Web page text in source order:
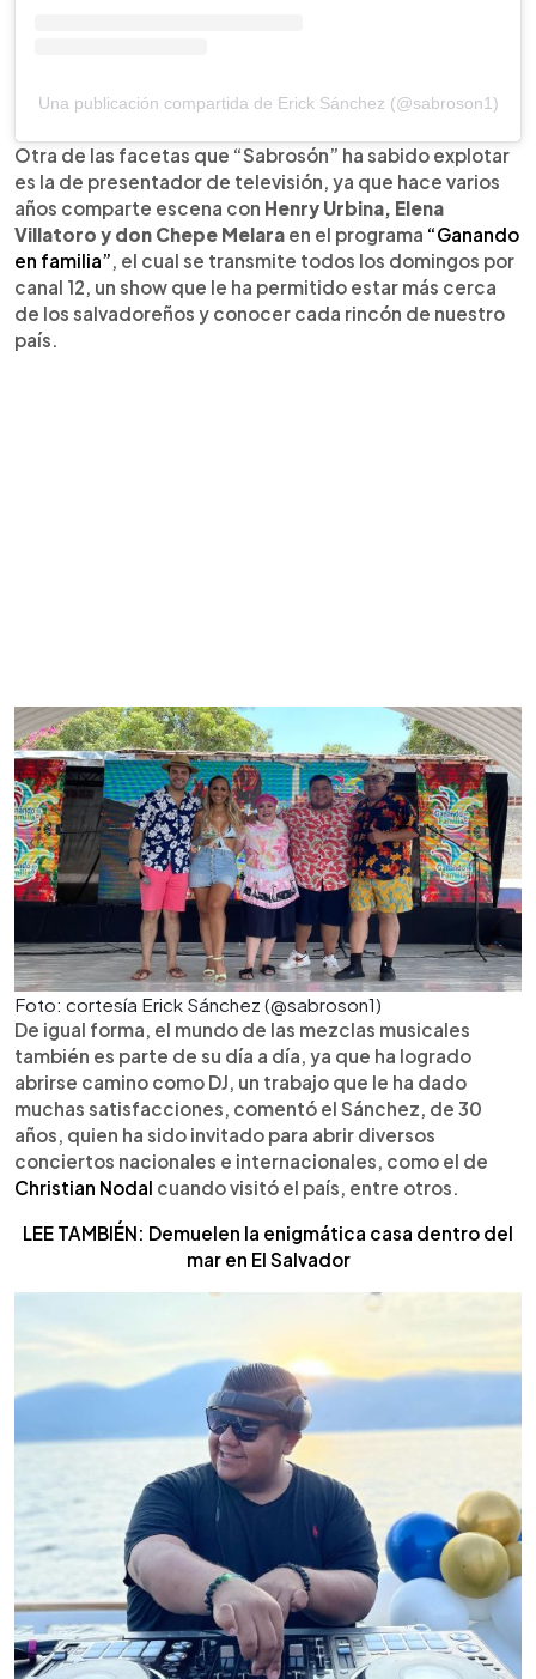
Una publicación compartida de Erick Sánchez (@sabroson1)
Otra de las facetas que “Sabrosón” ha sabido explotar
es la de presentador de televisión, ya que hace varios
años comparte escena con Henry Urbina, Elena
Villatoro y don Chepe Melara en el programa “Ganando
en familia” , el cual se transmite todos los domingos por
canal 12, un show que le ha permitido estar más cerca
de los salvadoreños y conocer cada rincón de nuestro
país.
Foto: cortesía Erick Sánchez (@sabroson1)
De igual forma, el mundo de las mezclas musicales
también es parte de su día a día, ya que ha logrado
abrirse camino como DJ, un trabajo que le ha dado
muchas satisfacciones, comentó el Sánchez, de 30
años, quien ha sido invitado para abrir diversos
conciertos nacionales e internacionales, como el de
Christian Nodal cuando visitó el país, entre otros.
LEE TAMBIÉN: Demuelen la enigmática casa dentro del
mar en El Salvador